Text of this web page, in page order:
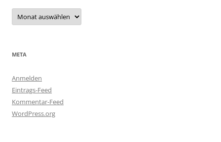
Archiv
META
Anmelden
Eintrags-Feed
Kommentar-Feed
WordPress.org